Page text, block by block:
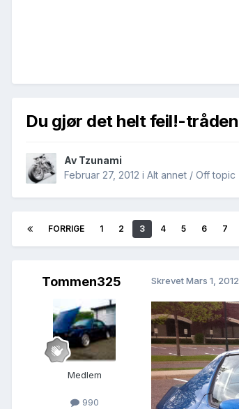
Du gjør det helt feil!-tråden
Av Tzunami
Februar 27, 2012 i Alt annet / Off topic
FORRIGE 1 2 3 4 5 6 7
Tommen325
Medlem
990
SkrevetMars 1, 2012